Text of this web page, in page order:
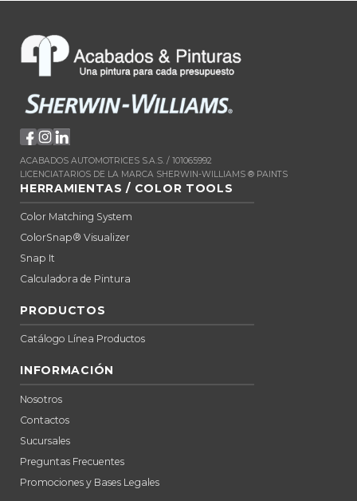
ACABADOS AUTOMOTRICES S.A.S. / 101065992
LICENCIATARIOS DE LA MARCA SHERWIN-WILLIAMS ® PAINTS
HERRAMIENTAS / COLOR TOOLS
Color Matching System
ColorSnap® Visualizer
Snap It
Calculadora de Pintura
PRODUCTOS
Catálogo Línea Productos
INFORMACIÓN
Nosotros
Contactos
Sucursales
Preguntas Frecuentes
Promociones y Bases Legales